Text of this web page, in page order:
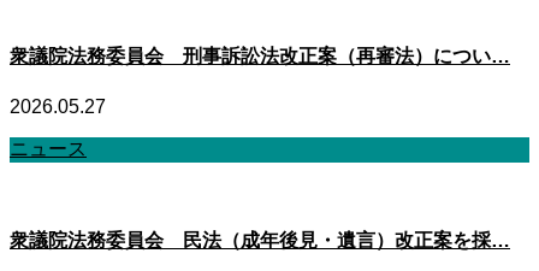
衆議院法務委員会 刑事訴訟法改正案（再審法）につい…
2026.05.27
ニュース
衆議院法務委員会 民法（成年後見・遺言）改正案を採…